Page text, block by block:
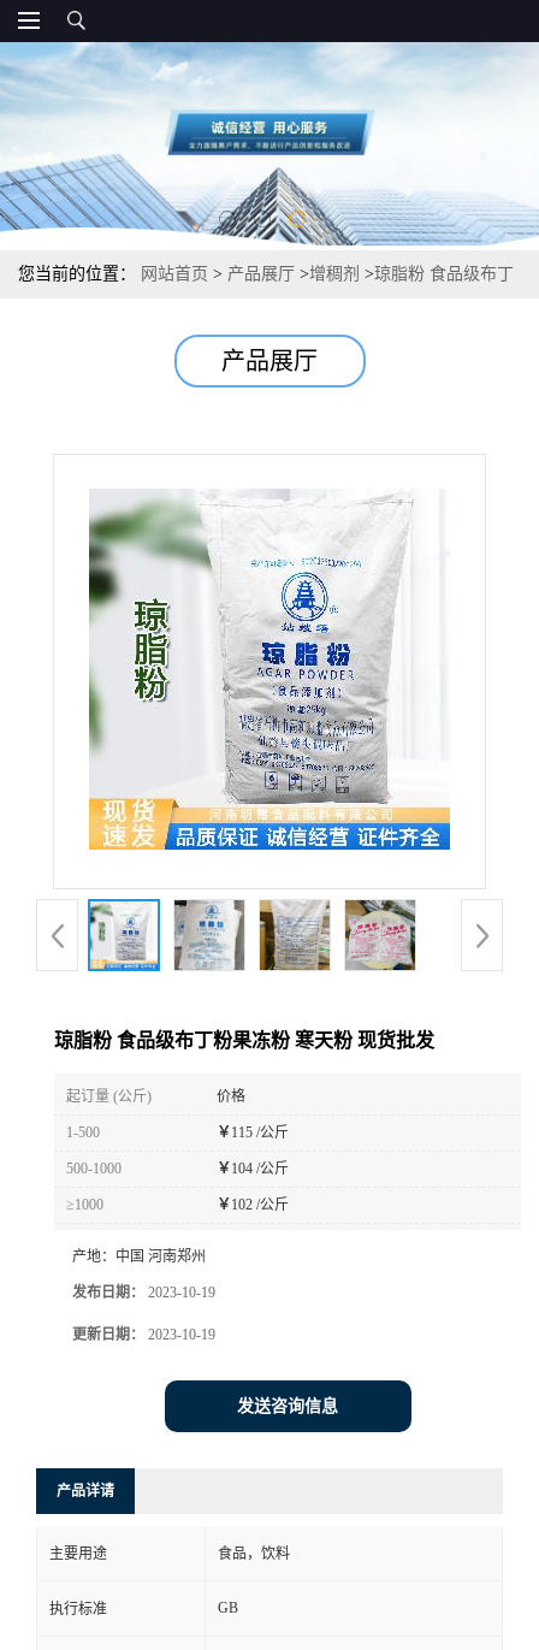
您当前的位置： 网站首页 > 产品展厅 >增稠剂 >琼脂粉 食品级布丁
产品展厅
琼脂粉 食品级布丁粉果冻粉 寒天粉 现货批发
起订量 (公斤) 价格
1-500 ￥ 115 /公斤
500-1000 ￥ 104 /公斤
≥1000 ￥ 102 /公斤
产地： 中国 河南郑州
发布日期： 2023-10-19
更新日期： 2023-10-19
发送咨询信息
产品详请
主要用途 食品，饮料
执行标准 GB